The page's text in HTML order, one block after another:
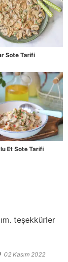
Sote Tarifi
Et Sote Tarifi
teşekkürler
02 Kasım 2022